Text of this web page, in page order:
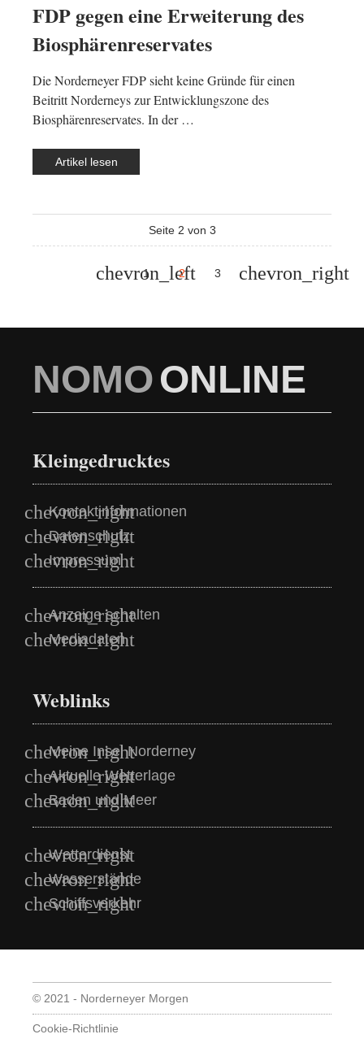
FDP gegen eine Erweiterung des
Biosphärenreservates
Die Norderneyer FDP sieht keine Gründe für einen
Beitritt Norderneys zur Entwicklungszone des
Biosphärenreservates. In der …
Artikel lesen
Seite 2 von 3
1 2 3
NOMOONLINE
Kleingedrucktes
Kontaktinformationen
Datenschutz
Impressum
Anzeige schalten
Mediadaten
Weblinks
Meine Insel Norderney
Aktuelle Wetterlage
Baden und Meer
Wetterdienst
Wasserstände
Schiffsverkehr
© 2021 - Norderneyer Morgen
Cookie-Richtlinie